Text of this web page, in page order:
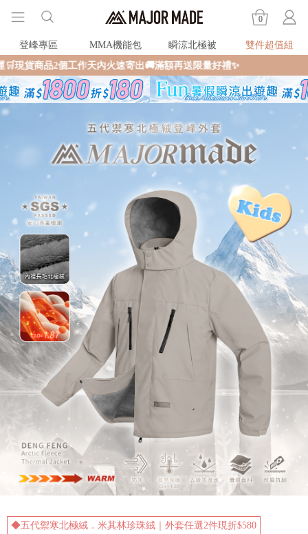
0
登峰專區 MMA機能包 瞬涼北極被
雙件超值組
內火速寄出🚚滿額再送限量好禮✨
◆五代禦寒北極絨．米其林珍珠絨｜外套任選2件現折$580